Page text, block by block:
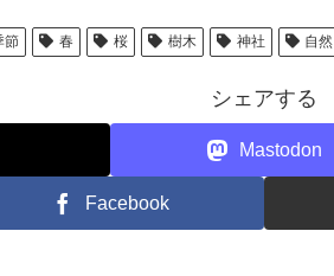
節 春 桜 樹木 神社 自然
シェアする
Mastodon
Facebook